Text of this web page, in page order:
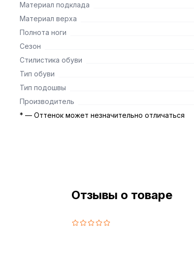
Материал подклада
Материал верха
Полнота ноги
Сезон
Стилистика обуви
Тип обуви
Тип подошвы
Производитель
* — Оттенок может незначительно отличаться
Отзывы о товаре